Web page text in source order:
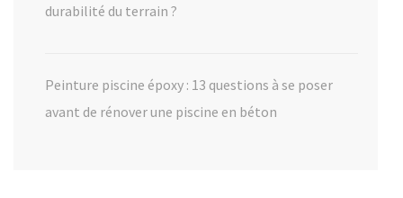
durabilité du terrain ?
Peinture piscine époxy : 13 questions à se poser
avant de rénover une piscine en béton